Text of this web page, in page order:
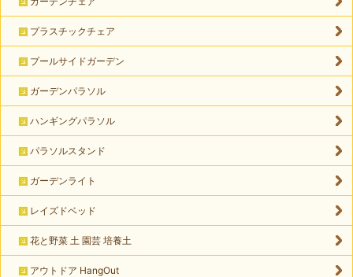
プラスチックチェア
プールサイドガーデン
ガーデンパラソル
ハンギングパラソル
パラソルスタンド
ガーデンライト
レイズドベッド
花と野菜 土 園芸 培養土
アウトドア HangOut